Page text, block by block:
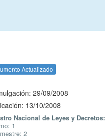
Actualizado
29/09/2008
13/10/2008
Nacional de Leyes y Decretos:
1
2